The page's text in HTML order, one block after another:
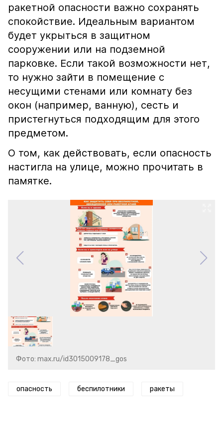
ракетной опасности важно сохранять
спокойствие. Идеальным вариантом
будет укрыться в защитном
сооружении или на подземной
парковке. Если такой возможности нет,
то нужно зайти в помещение с
несущими стенами или комнату без
окон (например, ванную), сесть и
пристегнуться подходящим для этого
предметом.
О том, как действовать, если опасность
настигла на улице, можно прочитать в
памятке.
Фото: max.ru/id3015009178_gos
опасность беспилотники ракеты